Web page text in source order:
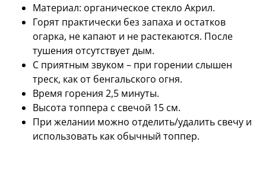
Материал: органическое стекло Акрил.
Горят практически без запаха и остатков
огарка, не капают и не растекаются. После
тушения отсутствует дым.
С приятным звуком – при горении слышен
треск, как от бенгальского огня.
Время горения 2,5 минуты.
Высота топпера с свечой 15 см.
При желании можно отделить/удалить свечу и
использовать как обычный топпер.